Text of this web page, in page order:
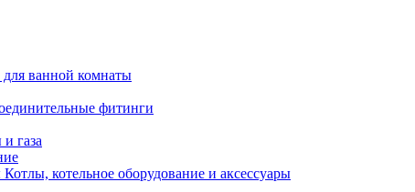
для ванной комнаты
фитинги
газа
Котлы, котельное оборудование и аксессуары